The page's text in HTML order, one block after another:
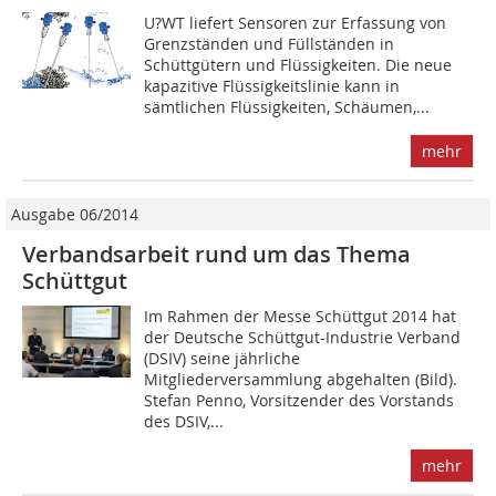
U?WT liefert Sensoren zur Erfassung von
Grenzständen und Füllständen in
Schüttgütern und Flüssigkeiten. Die neue
kapazitive Flüssigkeitslinie kann in
sämtlichen Flüssigkeiten, Schäumen,...
mehr
Ausgabe 06/2014
Verbandsarbeit rund um das Thema
Schüttgut
Im Rahmen der Messe Schüttgut 2014 hat
der Deutsche Schüttgut-Industrie Verband
(DSIV) seine jährliche
Mitgliederversammlung abgehalten (Bild).
Stefan Penno, Vorsitzender des Vorstands
des DSIV,...
mehr